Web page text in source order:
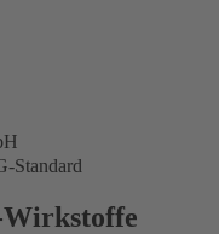
Standard
Wirkstoffe